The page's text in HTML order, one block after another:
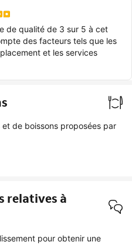
de qualité de 3 sur 5 à cet
des facteurs tels que les
et les services
de boissons proposées par
relatives à
pour obtenir une